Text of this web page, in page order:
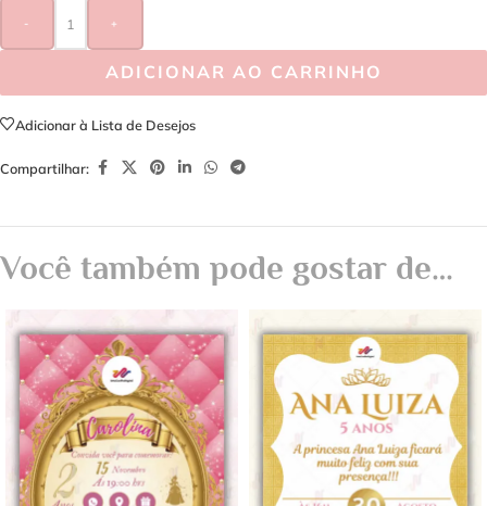
- +
ADICIONAR AO CARRINHO
Adicionar à Lista de Desejos
Compartilhar:
Você também pode gostar de…